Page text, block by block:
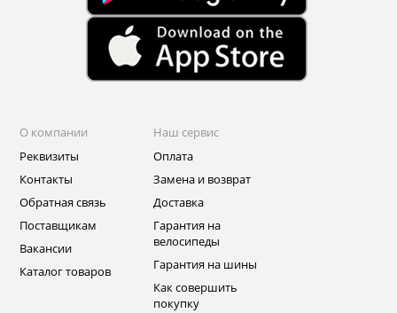
О компании
Реквизиты
Контакты
Обратная связь
Поставщикам
Вакансии
Каталог товаров
Наш сервис
Оплата
Замена и возврат
Доставка
Гарантия на
велосипеды
Гарантия на шины
Как совершить
покупку